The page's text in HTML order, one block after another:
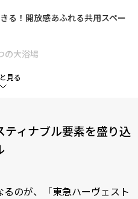
見る
る！開放感あふれる共用スペー
の大浴場
泉露天風呂付きの客室
ト（152㎡）】
ショップ
ィナブル要素を盛り込
るのが、「東急ハーヴェスト